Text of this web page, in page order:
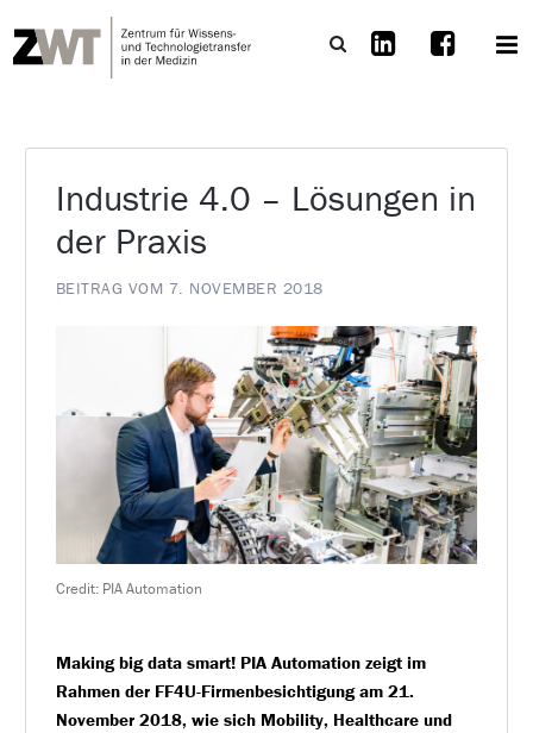
Industrie 4.0 – Lösungen in
der Praxis
BEITRAG VOM 7. NOVEMBER 2018
Credit: PIA Automation
Making big data smart! PIA Automation zeigt im
Rahmen der FF4U-Firmenbesichtigung am 21.
November 2018, wie sich Mobility, Healthcare und